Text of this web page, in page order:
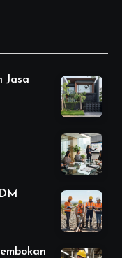
Jasa